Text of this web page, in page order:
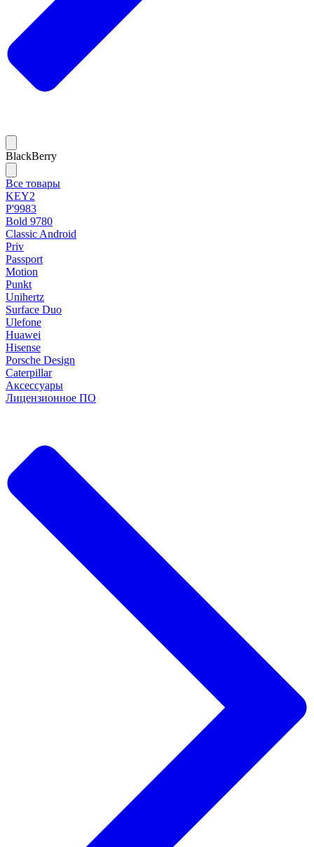
BlackBerry
Все товары
KEY2
P'9983
Bold 9780
Classic Android
Priv
Passport
Motion
Punkt
Unihertz
Surface Duo
Ulefone
Huawei
Hisense
Porsche Design
Caterpillar
Аксессуары
Лицензионное ПО